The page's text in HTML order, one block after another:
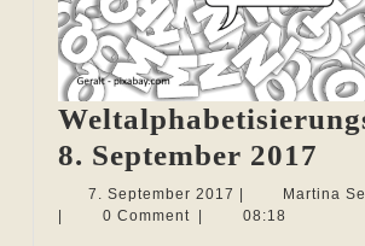
8. September 2017
am
7. September 2017 7.
September
Martina
0 Comment 08:18